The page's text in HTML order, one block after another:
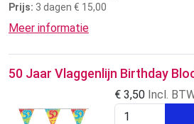
Prijs: 3 dagen € 15,00
Meer informatie
50 Jaar Vlaggenlijn Birthday
€ 3,50 Incl.